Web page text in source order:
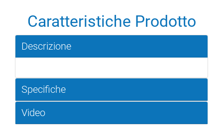
Caratteristiche Prodotto
Descrizione
Specifiche
Video